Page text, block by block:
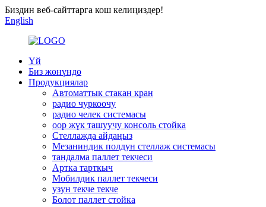
Биздин веб-сайттарга кош келиңиздер!
English
Үй
Биз жөнүндө
Продукциялар
Автоматтык стакан кран
радио чуркоочу
радио челек системасы
оор жүк ташуучу консоль стойка
Стеллажда айдаңыз
Мезаниндик полдун стеллаж системасы
тандалма паллет текчеси
Артка тарткыч
Мобилдик паллет текчеси
узун текче текче
Болот паллет стойка